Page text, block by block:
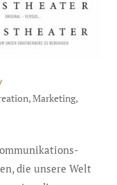
,Marketing,
die unsere Welt